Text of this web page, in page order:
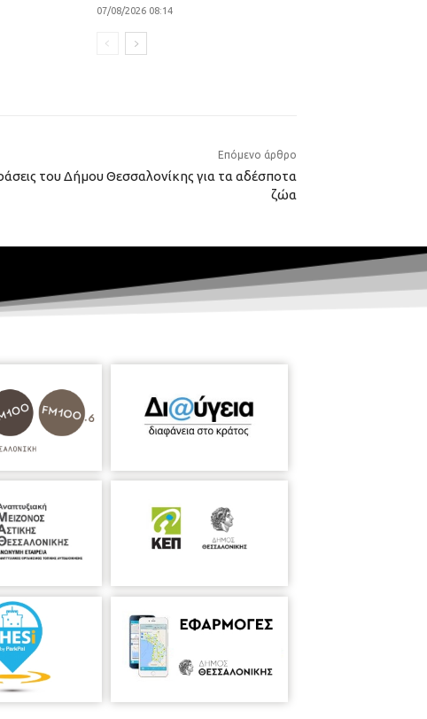
07/08/2026 08:14
Επόμενο άρθρο
του Δήμου Θεσσαλονίκης για τα αδέσποτα
ζώα